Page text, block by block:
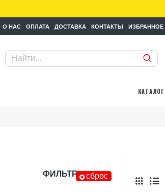
О НАС ОПЛАТА ДОСТАВКА КОНТАКТЫ ИЗБРАННОЕ
КАТАЛОГ
ФИЛЬТР сброс